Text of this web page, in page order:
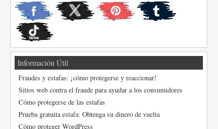
Información Útil
Fraudes y estafas: ¡cómo protegerse y reaccionar!
Sitios web contra el fraude para ayudar a los consumidores
Cómo protegerse de las estafas
Prueba gratuita estafa: Obtenga su dinero de vuelta
Cómo proteger WordPress